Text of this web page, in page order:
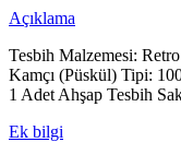
Açıklama
Tesbih Malzemesi:
Kamçı (Püskül) Tipi:
1 Adet Ahşap Tesbih
Ek bilgi